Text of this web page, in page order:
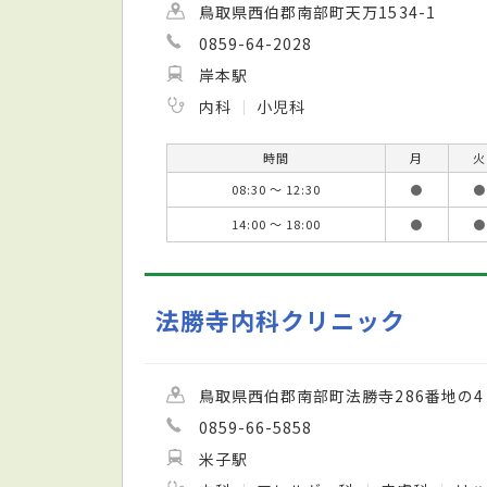
鳥取県西伯郡南部町天万1534-1
0859-64-2028
岸本駅
内科
小児科
時間 月 火
08:30 ～ 12:30
● ●
14:00 ～ 18:00
● ●
法勝寺内科クリニック
鳥取県西伯郡南部町法勝寺286番地の4
0859-66-5858
米子駅